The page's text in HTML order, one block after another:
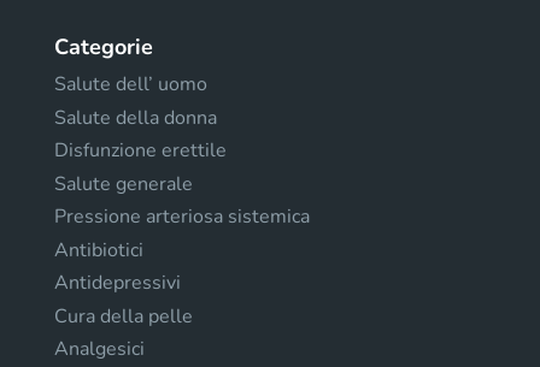
Categorie
Salute dell’ uomo
Salute della donna
Disfunzione erettile
Salute generale
Pressione arteriosa sistemica
Antibiotici
Antidepressivi
Cura della pelle
Analgesici